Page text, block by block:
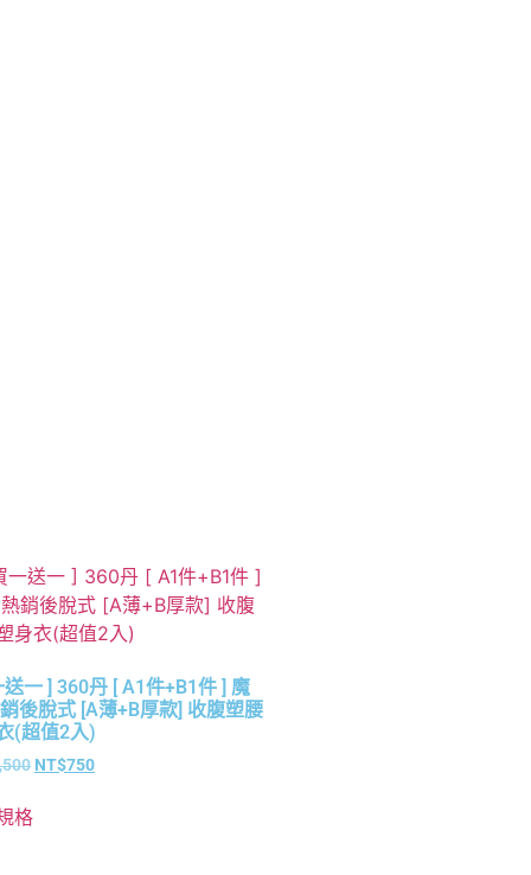
送一 ] 360丹 [ A1件+B1件 ] 魔
後脫式 [A薄+B厚款] 收腹塑腰
(超值2入)
NT$750
格